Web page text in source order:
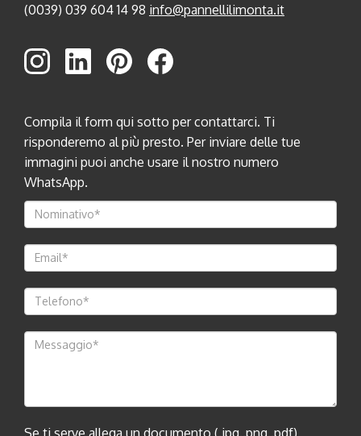
(0039) 039 604 14 98 info@pannellilimonta.it
Compila il form qui sotto per contattarci. Ti
risponderemo al più presto. Per inviare delle tue
immagini puoi anche usare il nostro numero
WhatsApp.
Se ti serve allega un documento (.jpg,.png,.pdf)